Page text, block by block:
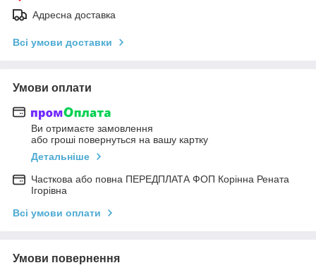
Адресна доставка
Всі умови доставки
Умови оплати
Ви отримаєте замовлення
або гроші повернуться на вашу картку
Детальніше
Часткова або повна ПЕРЕДПЛАТА ФОП Корінна Рената
Ігорівна
Всі умови оплати
Умови повернення